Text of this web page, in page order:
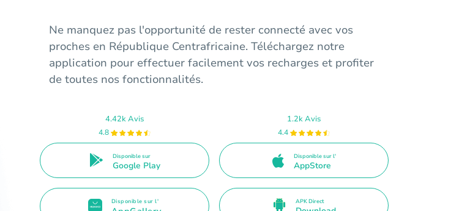
Ne manquez pas l'opportunité de rester connecté avec vos
proches en République Centrafricaine. Téléchargez notre
application pour effectuer facilement vos recharges et profiter
de toutes nos fonctionnalités.
4.42k Avis
4.8
Disponible sur
Google Play
1.2k Avis
4.4
Disponible sur l'
AppStore
Disponible sur l' APK Direct